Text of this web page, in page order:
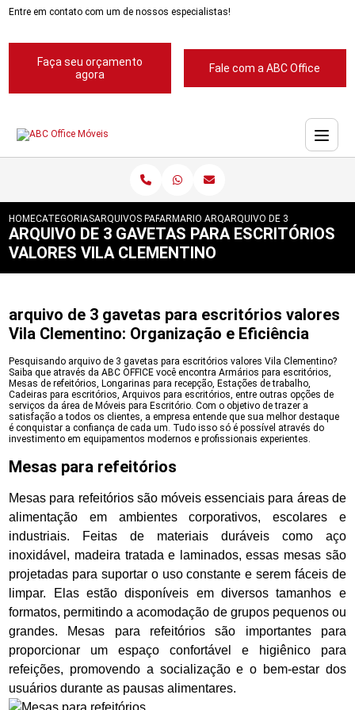
Entre em contato com um de nossos especialistas!
Faça seu orçamento
agora
Fale com a ABC Office
HOMECATEGORIASARQUIVOS PARA ESCRITORIOS
ARMARIO ARQUIVO PARA ESCRITORIO
ARQUIVO DE 3 GAVETAS
ARQUIVO DE 3 GAVETAS PARA ESCRITÓRIOS
VALORES VILA CLEMENTINO
arquivo de 3 gavetas para escritórios valores
Vila Clementino: Organização e Eficiência
Pesquisando arquivo de 3 gavetas para escritórios valores Vila Clementino?
Saiba que através da ABC OFFICE você encontra Armários para escritórios,
Mesas de refeitórios, Longarinas para recepção, Estações de trabalho,
Cadeiras para escritórios, Arquivos para escritórios, entre outras opções de
serviços da área de Móveis para Escritório. Com o objetivo de trazer a
satisfação a todos os clientes, a empresa entende que sua melhor destaque
é conquistar a confiança de cada um. Tudo isso só é possível através do
investimento em equipamentos modernos e profissionais experientes.
Mesas para refeitórios
Mesas para refeitórios são móveis essenciais para áreas de
alimentação em ambientes corporativos, escolares e
industriais. Feitas de materiais duráveis como aço
inoxidável, madeira tratada e laminados, essas mesas são
projetadas para suportar o uso constante e serem fáceis de
limpar. Elas estão disponíveis em diversos tamanhos e
formatos, permitindo a acomodação de grupos pequenos ou
grandes. Mesas para refeitórios são importantes para
proporcionar um espaço confortável e higiênico para
refeições, promovendo a socialização e o bem-estar dos
usuários durante as pausas alimentares.